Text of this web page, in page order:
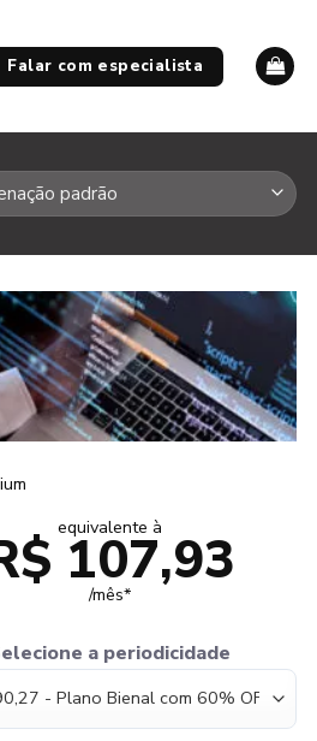
Falar com especialista
equivalente à
107,93
/mês*
a periodicidade